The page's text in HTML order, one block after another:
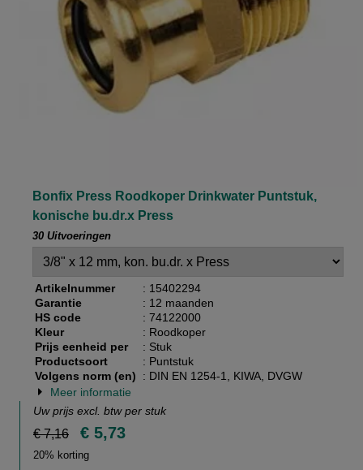
Bonfix Press Roodkoper Drinkwater Puntstuk,
konische bu.dr.x Press
30 Uitvoeringen
Artikelnummer
: 15402294
Garantie
: 12 maanden
HS code
: 74122000
Kleur
: Roodkoper
Prijs eenheid per
: Stuk
Productsoort
: Puntstuk
Volgens norm (en)
: DIN EN 1254-1, KIWA, DVGW
Meer informatie
Uw prijs excl. btw per stuk
€ 7,16 € 5,73
20% korting